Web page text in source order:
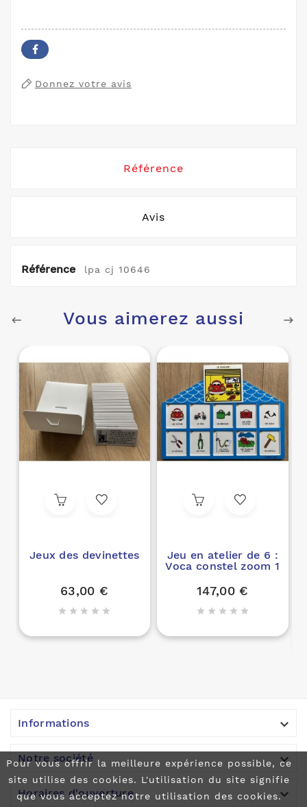
Pour vous offrir la meilleure expérience possible, ce
site utilise des cookies. L'utilisation du site signifie
que vous acceptez notre utilisation des cookies.
Donnez votre avis
Référence
Avis
Référence lpa cj 10646
Vous aimerez aussi
Jeux des devinettes
63,00 €
    
Jeu en atelier de 6 :
Voca constel zoom 1
147,00 €
    
Informations 
Notre société 
Horaires d'ouverture 